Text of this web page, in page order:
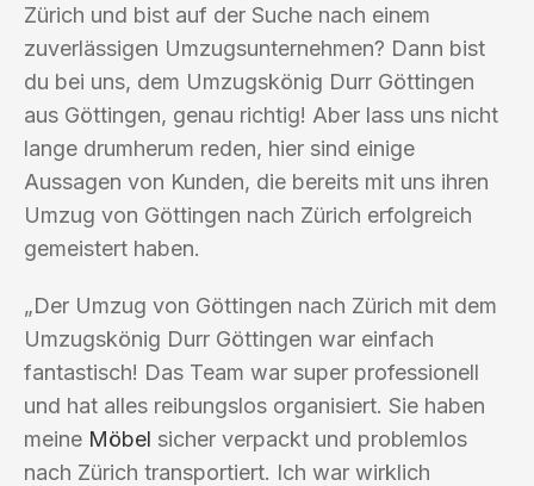
Zürich und bist auf der Suche nach einem
zuverlässigen Umzugsunternehmen? Dann bist
du bei uns, dem Umzugskönig Durr Göttingen
aus Göttingen, genau richtig! Aber lass uns nicht
lange drumherum reden, hier sind einige
Aussagen von Kunden, die bereits mit uns ihren
Umzug von Göttingen nach Zürich erfolgreich
gemeistert haben.
„Der Umzug von Göttingen nach Zürich mit dem
Umzugskönig Durr Göttingen war einfach
fantastisch! Das Team war super professionell
und hat alles reibungslos organisiert. Sie haben
meine Möbel sicher verpackt und problemlos
nach Zürich transportiert. Ich war wirklich